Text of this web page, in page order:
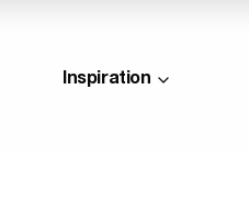
Inspiration